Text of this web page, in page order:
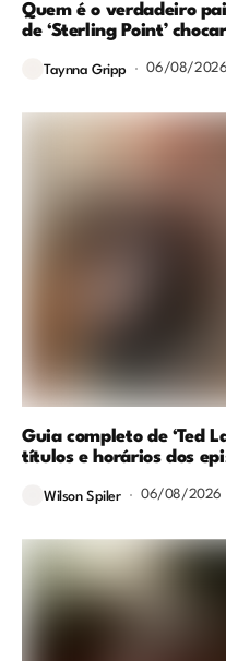
Quem é o verdadeiro
de ‘Sterling Point’
Taynna Gripp 06/08/2026
Guia completo de ‘Ted
títulos e horários dos
Wilson Spiler 06/08/2026